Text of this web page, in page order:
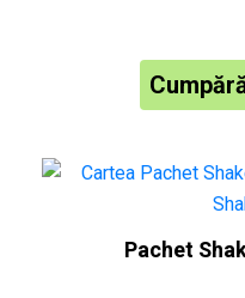
Pachet